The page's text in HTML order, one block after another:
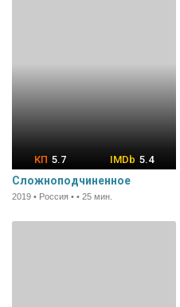
5.7 5.4
Сложноподчиненное
2019 • Россия • • 25 мин.